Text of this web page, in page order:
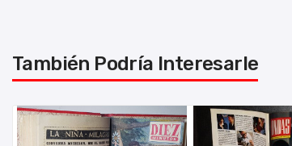
También Podría Interesarle